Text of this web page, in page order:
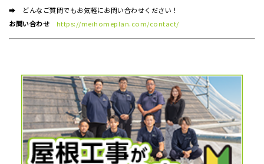
➡ どんなご質問でもお気軽にお問い合わせください！
お問い合わせ
https://meihomeplan.com/contact/